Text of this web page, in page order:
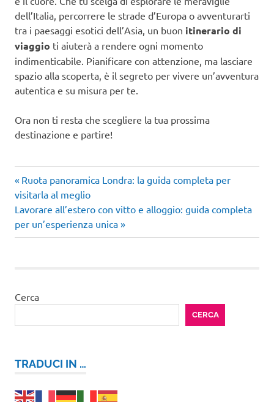
dell’Italia, percorrere le strade d’Europa o avventurarti
tra i paesaggi esotici dell’Asia, un buon itinerario di
viaggio ti aiuterà a rendere ogni momento
indimenticabile. Pianificare con attenzione, ma lasciare
spazio alla scoperta, è il segreto per vivere un’avventura
autentica e su misura per te.
Ora non ti resta che scegliere la tua prossima
destinazione e partire!
Navigazione
articoli
Articolo
precedente:
Ruota panoramica Londra: la guida completa per
visitarla al meglio
Articolo
successivo:
Lavorare all’estero con vitto e alloggio: guida completa
per un’esperienza unica
Cerca
CERCA
TRADUCI IN …